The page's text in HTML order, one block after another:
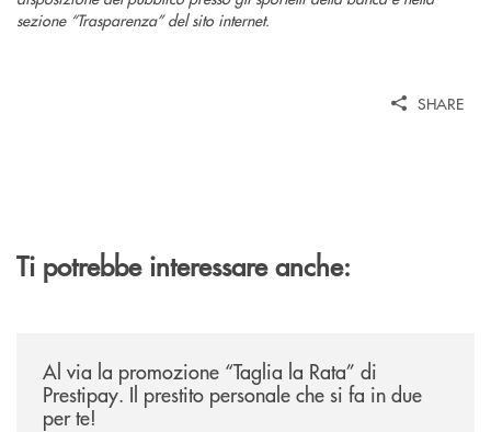
sezione “Trasparenza” del sito internet.
SHARE
Ti potrebbe interessare anche:
Al via la promozione “Taglia la Rata” di
Prestipay. Il prestito personale che si fa in due
per te!